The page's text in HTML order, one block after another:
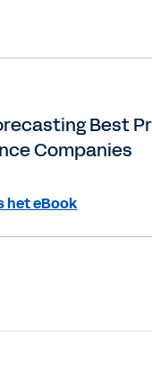
Best
Companies
het eBook